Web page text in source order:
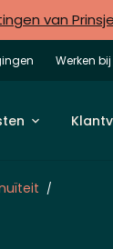
van
Werken